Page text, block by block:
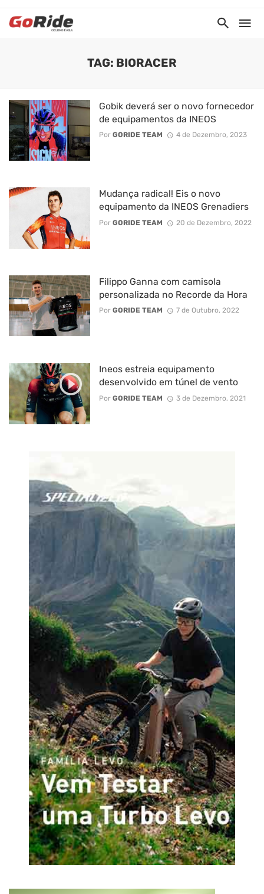
TAG: BIORACER
Gobik deverá ser o novo fornecedor
de equipamentos da INEOS
Por GORIDE TEAM 4 de Dezembro, 2023
Mudança radical! Eis o novo
equipamento da INEOS Grenadiers
Por GORIDE TEAM 20 de Dezembro, 2022
Filippo Ganna com camisola
personalizada no Recorde da Hora
Por GORIDE TEAM 7 de Outubro, 2022
Ineos estreia equipamento
desenvolvido em túnel de vento
Por GORIDE TEAM 3 de Dezembro, 2021